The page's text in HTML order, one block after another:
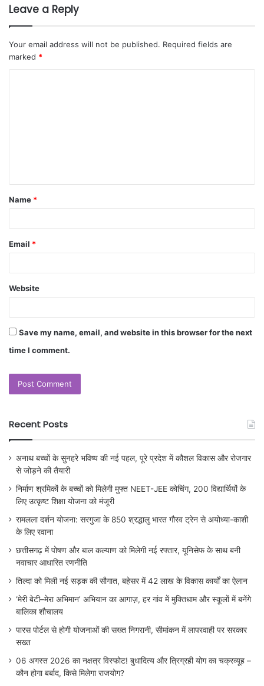
Leave a Reply
Your email address will not be published. Required fields are
marked *
Name *
Email *
Website
Save my name, email, and website in this browser for the next
time I comment.
Recent Posts
अनाथ बच्चों के सुनहरे भविष्य की नई पहल, पूरे प्रदेश में कौशल विकास और रोजगार
से जोड़ने की तैयारी
निर्माण श्रमिकों के बच्चों को मिलेगी मुफ्त NEET-JEE कोचिंग, 200 विद्यार्थियों के
लिए उत्कृष्ट शिक्षा योजना को मंजूरी
रामलला दर्शन योजना: सरगुजा के 850 श्रद्धालु भारत गौरव ट्रेन से अयोध्या-काशी
के लिए रवाना
छत्तीसगढ़ में पोषण और बाल कल्याण को मिलेगी नई रफ्तार, यूनिसेफ के साथ बनी
नवाचार आधारित रणनीति
तिल्दा को मिली नई सड़क की सौगात, बहेसर में 42 लाख के विकास कार्यों का ऐलान
‘मेरी बेटी–मेरा अभिमान’ अभियान का आगाज़, हर गांव में मुक्तिधाम और स्कूलों में बनेंगे
बालिका शौचालय
पारस पोर्टल से होगी योजनाओं की सख्त निगरानी, सीमांकन में लापरवाही पर सरकार
सख्त
06 अगस्त 2026 का नक्षत्र विस्फोट! बुधादित्य और त्रिग्रही योग का चक्रव्यूह –
कौन होगा बर्बाद, किसे मिलेगा राजयोग?